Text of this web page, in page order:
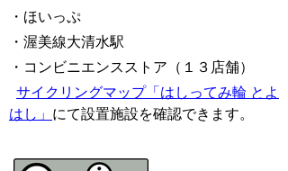
・ほいっぷ
・渥美線大清水駅
・コンビニエンスストア（１３店舗）
サイクリングマップ「はしってみ輪 とよ
はし」 にて設置施設を確認できます。